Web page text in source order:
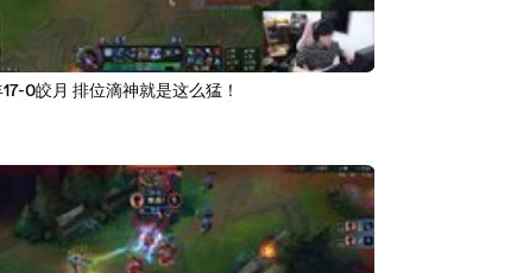
0皎月 排位滴神就是这么猛！